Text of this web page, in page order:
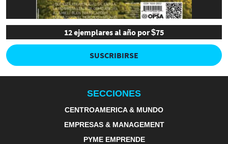
12 ejemplares al año por $75
SUSCRIBIRSE
SECCIONES
CENTROAMERICA & MUNDO
EMPRESAS & MANAGEMENT
PYME EMPRENDE